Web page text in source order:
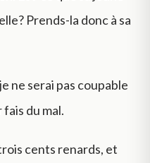
Prends-la donc à sa
ne serai pas coupable
du mal.
cents renards, et